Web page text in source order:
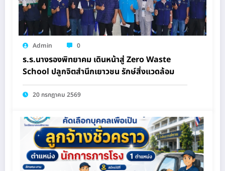
Admin 0
ร.ร.นางรองพิทยาคม เดินหน้าสู่ Zero Waste
School ปลูกจิตสำนึกเยาวชน รักษ์สิ่งแวดล้อม
20 กรกฎาคม 2569